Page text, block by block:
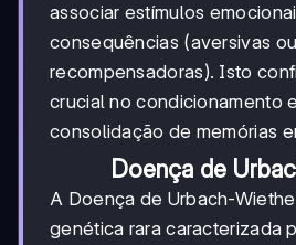
associar estímulos
consequências (aversivas ou
recompensadoras). Isto
crucial no condicionamento
consolidação de memórias
Doença de
A Doença de Urbach-
genética rara caracterizada